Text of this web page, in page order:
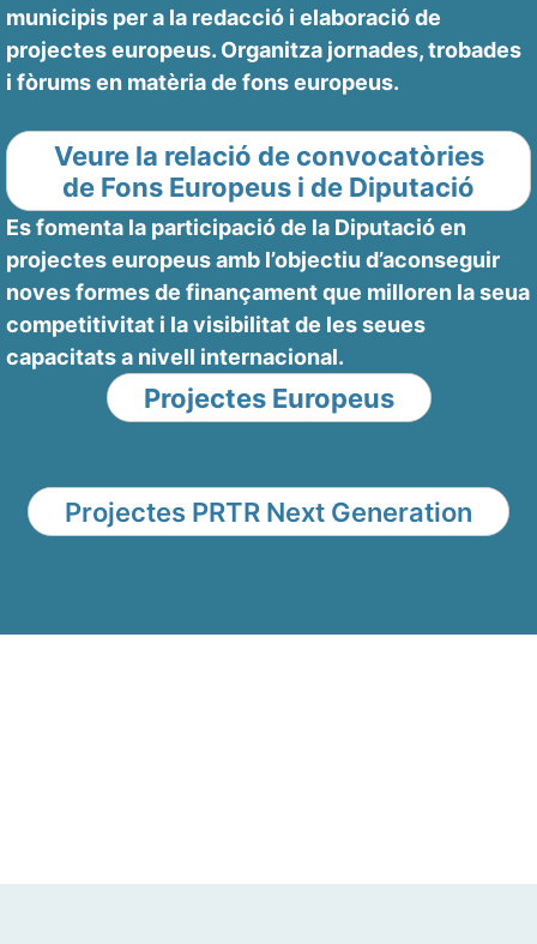
municipis per a la redacció i elaboració de
projectes europeus. Organitza jornades, trobades
i fòrums en matèria de fons europeus.
Veure la relació de convocatòries
de Fons Europeus i de Diputació
Es fomenta la participació de la Diputació en
projectes europeus amb l’objectiu d’aconseguir
noves formes de finançament que milloren la seua
competitivitat i la visibilitat de les seues
capacitats a nivell internacional.
Projectes Europeus
Projectes PRTR Next Generation